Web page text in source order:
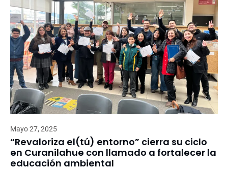
Mayo 27, 2025
“Revaloriza el(tú) entorno” cierra su ciclo
en Curanilahue con llamado a fortalecer la
educación ambiental